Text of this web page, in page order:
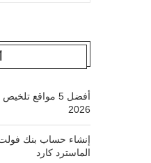
2026
الماسترد كارد